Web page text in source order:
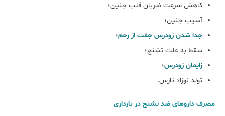
کاهش سرعت ضربان قلب جنین؛
آسیب جنین؛
جدا شدن زودرس جفت از رحم؛
سقط به علت تشنج؛
زایمان زودرس؛
تولد نوزاد نارس.
مصرف داروهای ضد تشنج در بارداری